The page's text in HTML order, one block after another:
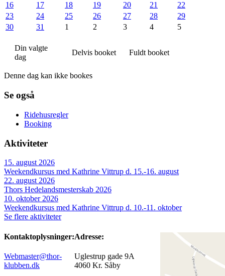
16
17 18 19 20 21
22
23
24 25 26 27 28
29
30
31 1 2 3 4 5
Din valgte
dag
Delvis booket Fuldt booket
Denne dag kan ikke bookes
Se også
Ridehusregler
Booking
Aktiviteter
15. august 2026
Weekendkursus med Kathrine Vittrup d. 15.-16. august
22. august 2026
Thors Hedelandsmesterskab 2026
10. oktober 2026
Weekendkursus med Kathrine Vittrup d. 10.-11. oktober
Se flere aktiviteter
Kontaktoplysninger:
Webmaster@thor-
klubben.dk
Adresse:
Uglestrup gade 9A
4060 Kr. Såby